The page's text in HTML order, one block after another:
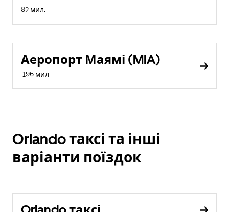
82 мил.
Аеропорт Маямі (MIA)
196 мил.
Orlando таксі та інші
варіанти поїздок